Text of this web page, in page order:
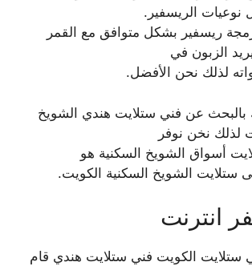
الريسفير.
ريسفير بشكل متوافق مع القمر
الزبون في
لذلك نحن الأفضل.
بالبحث عن فني ستلايت هندي الشويخ
لذلك نخن نوفر
أسواق الشويخ السكنية هو
انترنت
ستلايت الكويت فني ستلايت هندي قام